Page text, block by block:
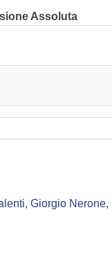
Assoluta
, Giorgio Nerone,